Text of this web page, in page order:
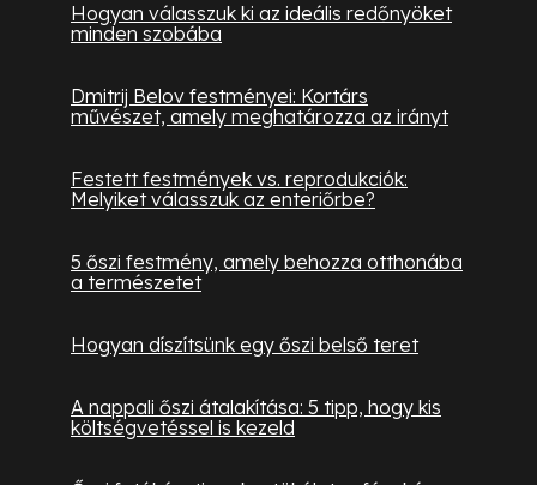
Hogyan válasszuk ki az ideális redőnyöket
minden szobába
Dmitrij Belov festményei: Kortárs
művészet, amely meghatározza az irányt
Festett festmények vs. reprodukciók:
Melyiket válasszuk az enteriőrbe?
5 őszi festmény, amely behozza otthonába
a természetet
Hogyan díszítsünk egy őszi belső teret
A nappali őszi átalakítása: 5 tipp, hogy kis
költségvetéssel is kezeld